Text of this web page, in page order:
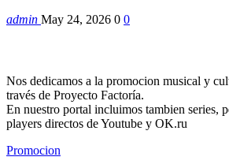
admin May 24, 2026 0 0
Nos dedicamos a la promocion musical y
través de Proyecto Factoría.
En nuestro portal incluimos tambien series,
players directos de Youtube y OK.ru
Promocion